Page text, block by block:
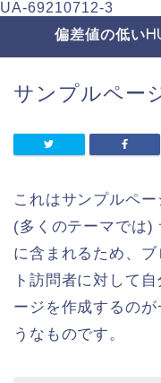
UA-69210712-3
偏差値の低い
サンプルペー
これはサンプルペー
(多くのテーマでは)
に含まれるため、
ト訪問者に対して
ージを作成するの
うなものです。